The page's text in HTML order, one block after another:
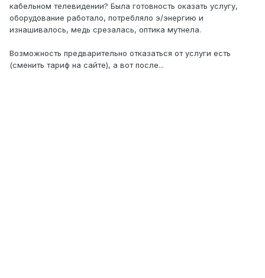
кабельном телевидении? Была готовность оказать услугу,
оборудование работало, потребляло э/энергию и
изнашивалось, медь срезалась, оптика мутнела.
Возможность предварительно отказаться от услуги есть
(сменить тариф на сайте), а вот после...